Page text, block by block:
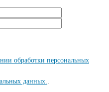
обработки персональных
данных..